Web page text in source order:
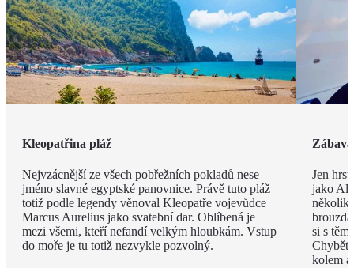
Kleopatřina pláž
Nejvzácnější ze všech pobřežních pokladů nese
jméno slavné egyptské panovnice. Právě tuto pláž
totiž podle legendy věnoval Kleopatře vojevůdce
Marcus Aurelius jako svatební dar. Oblíbená je
mezi všemi, kteří nefandí velkým hloubkám. Vstup
do moře je tu totiž nezvykle pozvolný.
Jen
jako
si s
Chybět
kolem